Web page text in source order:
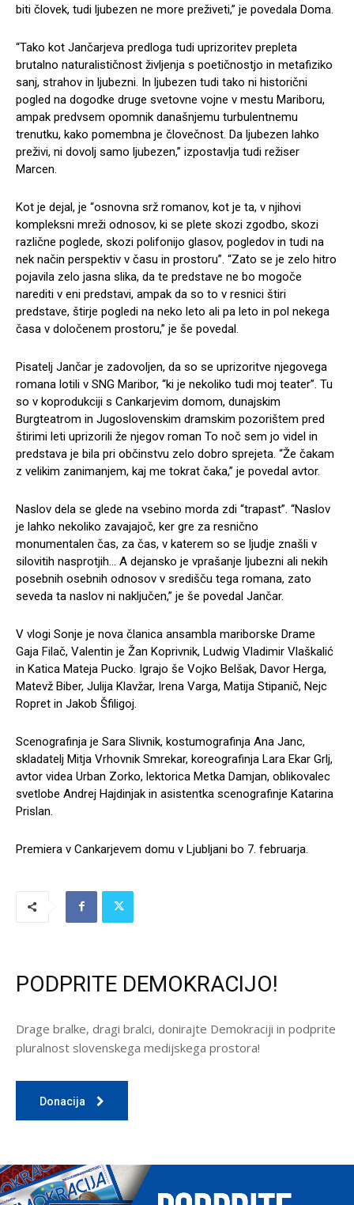
biti človek, tudi ljubezen ne more preživeti,” je povedala Doma.
“Tako kot Jančarjeva predloga tudi uprizoritev prepleta
brutalno naturalističnost življenja s poetičnostjo in metafiziko
sanj, strahov in ljubezni. In ljubezen tudi tako ni historični
pogled na dogodke druge svetovne vojne v mestu Mariboru,
ampak predvsem opomnik današnjemu turbulentnemu
trenutku, kako pomembna je človečnost. Da ljubezen lahko
preživi, ni dovolj samo ljubezen,” izpostavlja tudi režiser
Marcen.
Kot je dejal, je “osnovna srž romanov, kot je ta, v njihovi
kompleksni mreži odnosov, ki se plete skozi zgodbo, skozi
različne poglede, skozi polifonijo glasov, pogledov in tudi na
nek način perspektiv v času in prostoru”. “Zato se je zelo hitro
pojavila zelo jasna slika, da te predstave ne bo mogoče
narediti v eni predstavi, ampak da so to v resnici štiri
predstave, štirje pogledi na neko leto ali pa leto in pol nekega
časa v določenem prostoru,” je še povedal.
Pisatelj Jančar je zadovoljen, da so se uprizoritve njegovega
romana lotili v SNG Maribor, “ki je nekoliko tudi moj teater”. Tu
so v koprodukciji s Cankarjevim domom, dunajskim
Burgteatrom in Jugoslovenskim dramskim pozorištem pred
štirimi leti uprizorili že njegov roman To noč sem jo videl in
predstava je bila pri občinstvu zelo dobro sprejeta. “Že čakam
z velikim zanimanjem, kaj me tokrat čaka,” je povedal avtor.
Naslov dela se glede na vsebino morda zdi “trapast”. “Naslov
je lahko nekoliko zavajajoč, ker gre za resnično
monumentalen čas, za čas, v katerem so se ljudje znašli v
silovitih nasprotjih… A dejansko je vprašanje ljubezni ali nekih
posebnih osebnih odnosov v središču tega romana, zato
seveda ta naslov ni naključen,” je še povedal Jančar.
V vlogi Sonje je nova članica ansambla mariborske Drame
Gaja Filač, Valentin je Žan Koprivnik, Ludwig Vladimir Vlaškalić
in Katica Mateja Pucko. Igrajo še Vojko Belšak, Davor Herga,
Matevž Biber, Julija Klavžar, Irena Varga, Matija Stipanič, Nejc
Ropret in Jakob Šfiligoj.
Scenografinja je Sara Slivnik, kostumografinja Ana Janc,
skladatelj Mitja Vrhovnik Smrekar, koreografinja Lara Ekar Grlj,
avtor videa Urban Zorko, lektorica Metka Damjan, oblikovalec
svetlobe Andrej Hajdinjak in asistentka scenografinje Katarina
Prislan.
Premiera v Cankarjevem domu v Ljubljani bo 7. februarja.
PODPRITE DEMOKRACIJO!
Drage bralke, dragi bralci, donirajte Demokraciji in podprite
pluralnost slovenskega medijskega prostora!
Donacija